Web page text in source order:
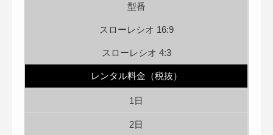
型番
スローレシオ 16:9
スローレシオ 4:3
レンタル料金（税抜）
1日
2日